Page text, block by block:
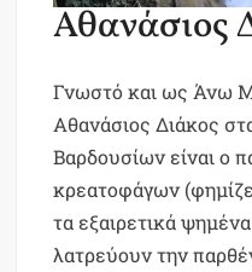
Αθανάσιος
Γνωστό και ως Άνω
Αθανάσιος Διάκος
Βαρδουσίων είναι ο
κρεατοφάγων
τα εξαιρετικά
λατρεύουν την